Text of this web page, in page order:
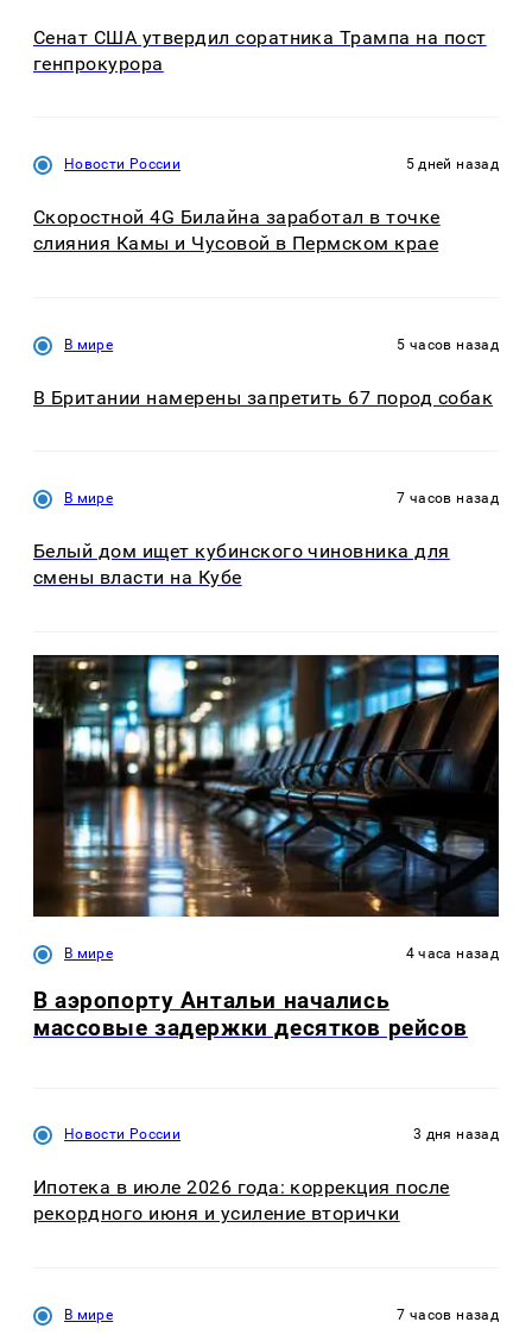
Сенат США утвердил соратника Трампа на пост
генпрокурора
Новости России 5 дней назад
Скоростной 4G Билайна заработал в точке
слияния Камы и Чусовой в Пермском крае
В мире 5 часов назад
В Британии намерены запретить 67 пород собак
В мире 7 часов назад
Белый дом ищет кубинского чиновника для
смены власти на Кубе
В мире 4 часа назад
В аэропорту Антальи начались
массовые задержки десятков рейсов
Новости России 3 дня назад
Ипотека в июле 2026 года: коррекция после
рекордного июня и усиление вторички
В мире 7 часов назад